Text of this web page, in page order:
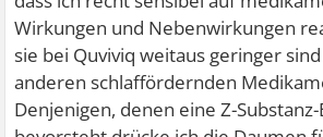
Wirkungen und Nebenwirkungen
sie bei Quviviq weitaus geringer
anderen schlaffördernden
Denjenigen, denen eine Z-